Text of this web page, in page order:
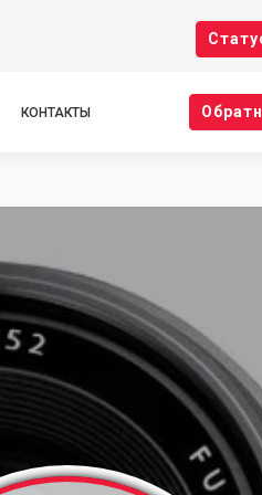
КОНТАКТЫ